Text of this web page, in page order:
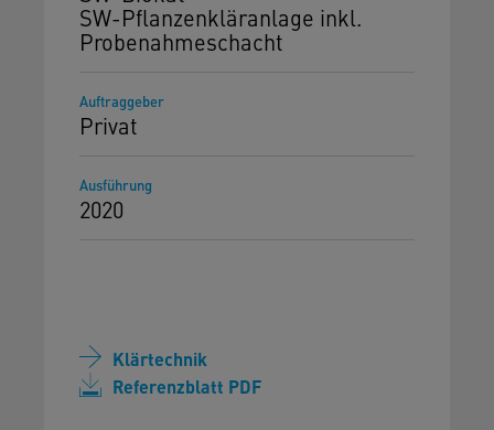
SW-Pflanzenkläranlage inkl.
Probenahmeschacht
Auftraggeber
Privat
Ausführung
2020
Klärtechnik
Referenzblatt PDF